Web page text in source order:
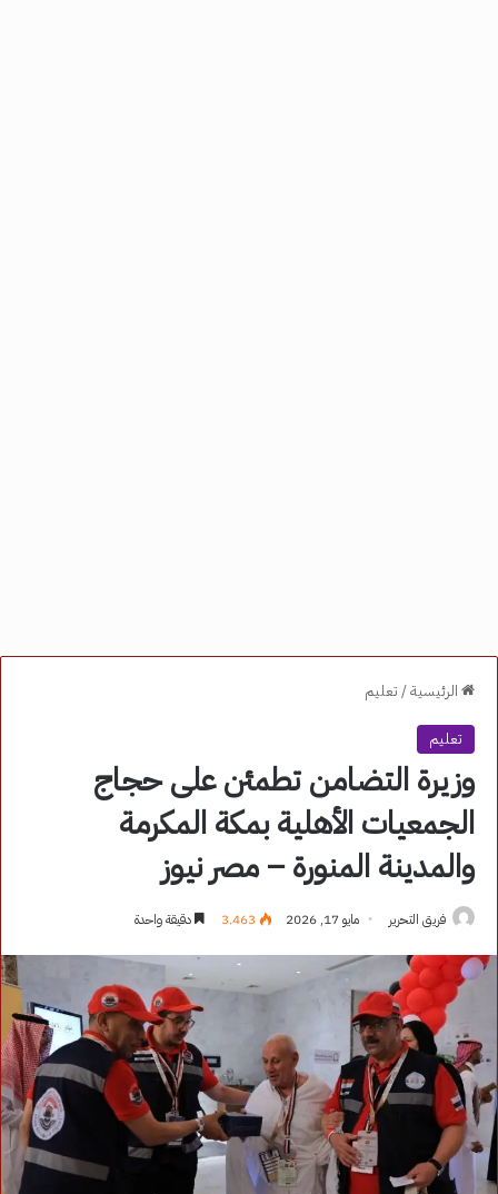
الرئيسية/ تعليم
تعليم
وزيرة التضامن تطمئن على حجاج
الجمعيات الأهلية بمكة المكرمة
والمدينة المنورة – مصر نيوز
فريق التحرير مايو 17, 2026 3٬463 دقيقة واحدة